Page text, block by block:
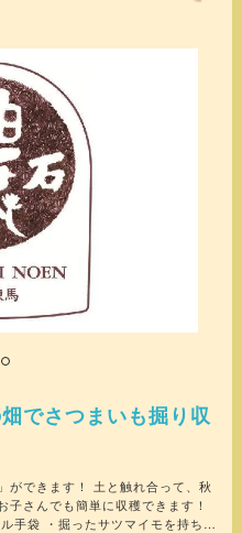
でさつまいも掘り収
ができます！ 土と触れ合って、秋
さんでも簡単に収穫できます！
手袋 ・掘ったサツマイモを持ち帰